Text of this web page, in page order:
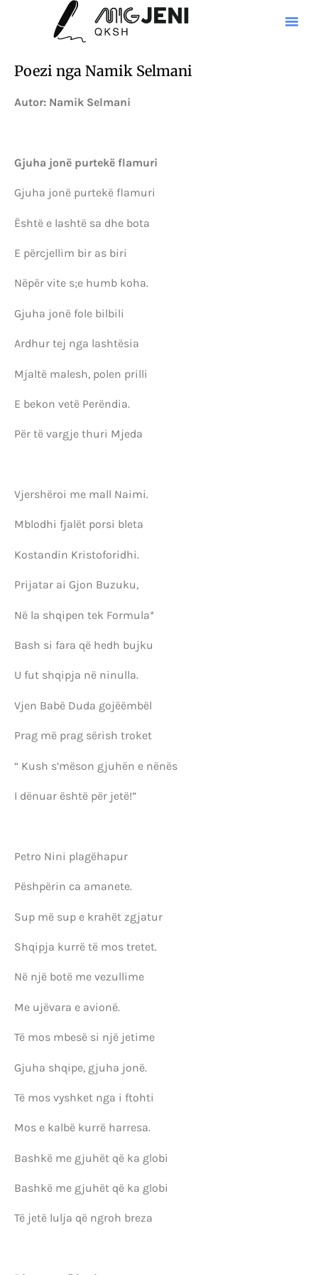
Poezi nga Namik Selmani
Autor: Namik Selmani
Gjuha jonë purtekë flamuri
Gjuha jonë purtekë flamuri
Është e lashtë sa dhe bota
E përcjellim bir as biri
Nëpër vite s;e humb koha.
Gjuha jonë fole bilbili
Ardhur tej nga lashtësia
Mjaltë malesh, polen prilli
E bekon vetë Perëndia.
Për të vargje thuri Mjeda
Vjershëroi me mall Naimi.
Mblodhi fjalët porsi bleta
Kostandin Kristoforidhi.
Prijatar ai Gjon Buzuku,
Në la shqipen tek Formula*
Bash si fara që hedh bujku
U fut shqipja në ninulla.
Vjen Babë Duda gojëëmbël
Prag më prag sërish troket
“ Kush s’mëson gjuhën e nënës
I dënuar është për jetë!”
Petro Nini plagëhapur
Pëshpërin ca amanete.
Sup më sup e krahët zgjatur
Shqipja kurrë të mos tretet.
Në një botë me vezullime
Me ujëvara e avionë.
Të mos mbesë si një jetime
Gjuha shqipe, gjuha jonë.
Të mos vyshket nga i ftohti
Mos e kalbë kurrë harresa.
Bashkë me gjuhët që ka globi
Bashkë me gjuhët që ka globi
Të jetë lulja që ngroh breza